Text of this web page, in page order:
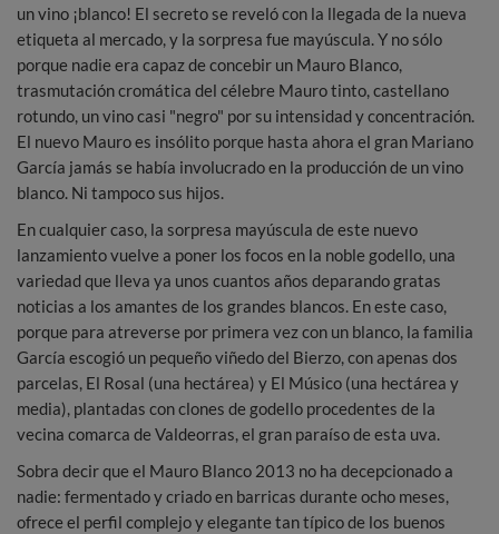
un vino ¡blanco! El secreto se reveló con la llegada de la nueva
etiqueta al mercado, y la sorpresa fue mayúscula. Y no sólo
porque nadie era capaz de concebir un Mauro Blanco,
trasmutación cromática del célebre Mauro tinto, castellano
rotundo, un vino casi "negro" por su intensidad y concentración.
El nuevo Mauro es insólito porque hasta ahora el gran Mariano
García jamás se había involucrado en la producción de un vino
blanco. Ni tampoco sus hijos.
En cualquier caso, la sorpresa mayúscula de este nuevo
lanzamiento vuelve a poner los focos en la noble godello, una
variedad que lleva ya unos cuantos años deparando gratas
noticias a los amantes de los grandes blancos. En este caso,
porque para atreverse por primera vez con un blanco, la familia
García escogió un pequeño viñedo del Bierzo, con apenas dos
parcelas, El Rosal (una hectárea) y El Músico (una hectárea y
media), plantadas con clones de godello procedentes de la
vecina comarca de Valdeorras, el gran paraíso de esta uva.
Sobra decir que el Mauro Blanco 2013 no ha decepcionado a
nadie: fermentado y criado en barricas durante ocho meses,
ofrece el perfil complejo y elegante tan típico de los buenos